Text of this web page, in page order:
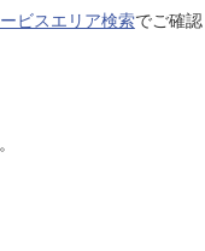
ビスエリア検索でご確認